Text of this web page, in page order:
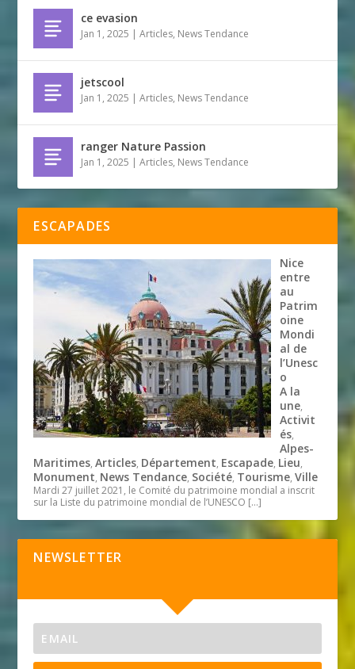
ce evasion
Jan 1, 2025 |Articles, News Tendance
jetscool
Jan 1, 2025 |Articles, News Tendance
ranger Nature Passion
Jan 1, 2025 |Articles, News Tendance
ESCAPADES
Nice
entre
au
Patrim
oine
Mondi
al de
l’Unesc
o
A la
une,
Activit
és,
Alpes-
Maritimes,Articles, Département, Escapade, Lieu,
Monument, News Tendance, Société, Tourisme,Ville
Mardi 27 juillet 2021, le Comité du patrimoine mondial a inscrit
sur la Liste du patrimoine mondial de l’UNESCO […]
NEWSLETTER